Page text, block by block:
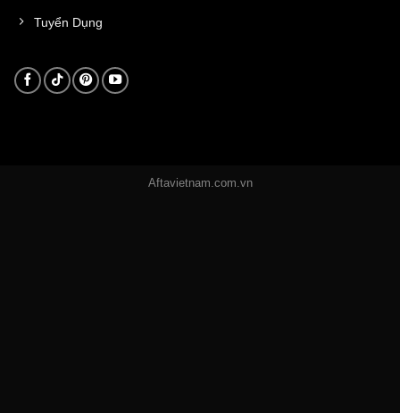
Tuyển Dụng
Aftavietnam.com.vn